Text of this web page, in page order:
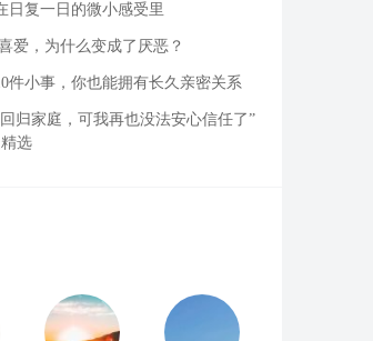
日复一日的微小感受里
爱，为什么变成了厌恶？
件小事，你也能拥有长久亲密关系
归家庭，可我再也没法安心信任了”
精选